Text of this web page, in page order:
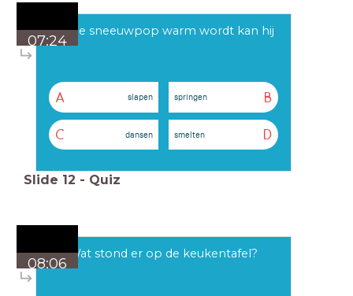
07:24
Als de sneeuwpop warm wordt kan hij
A slapen B
springen
C dansen D
smelten
Slide 12 - Quiz
08:06
Wat stond er op de keukentafel?